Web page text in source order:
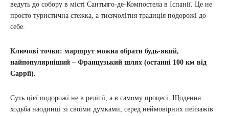
ведуть до собору в місті Сантьяго-де-Компостела в Іспанії. Це не
просто туристична стежка, а тисячолітня традиція подорожі до
себе.
Ключові точки: маршрут можна обрати будь-який,
найпопулярніший – Французький шлях (останні 100 км від
Саррії).
Суть цієї подорожі не в релігії, а в самому процесі. Щоденна
ходьба наодинці зі своїми думками, серед неймовірних пейзажів